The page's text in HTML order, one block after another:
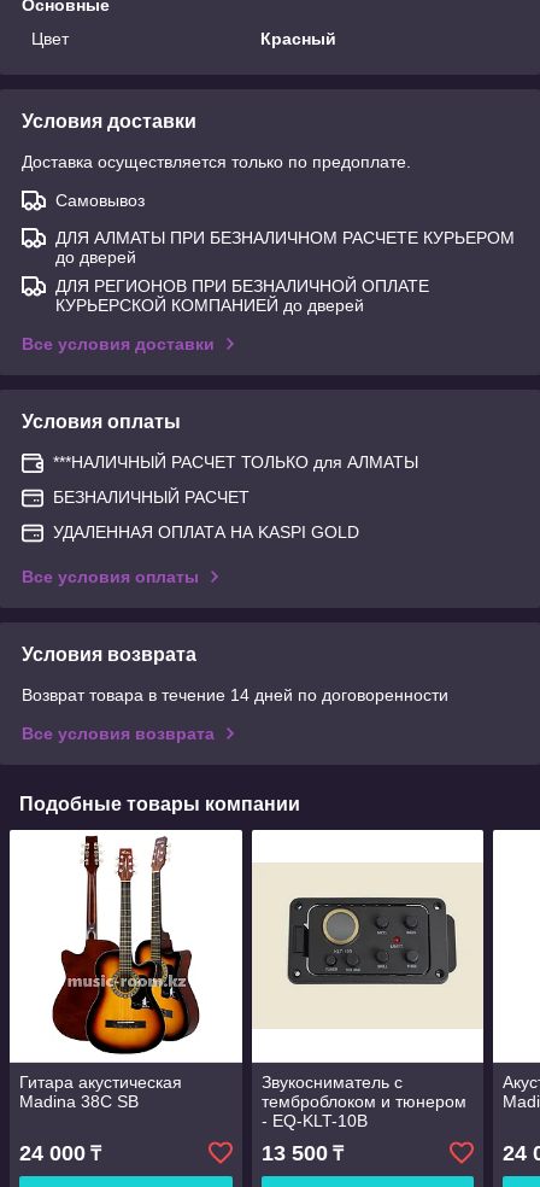
Основные
Цвет
Красный
Условия доставки
Доставка осуществляется только по предоплате.
Самовывоз
ДЛЯ АЛМАТЫ ПРИ БЕЗНАЛИЧНОМ РАСЧЕТЕ КУРЬЕРОМ
до дверей
ДЛЯ РЕГИОНОВ ПРИ БЕЗНАЛИЧНОЙ ОПЛАТЕ
КУРЬЕРСКОЙ КОМПАНИЕЙ до дверей
Все условия доставки
Условия оплаты
***НАЛИЧНЫЙ РАСЧЕТ ТОЛЬКО для АЛМАТЫ
БЕЗНАЛИЧНЫЙ РАСЧЕТ
УДАЛЕННАЯ ОПЛАТА НА KASPI GOLD
Все условия оплаты
Условия возврата
Возврат товара в течение 14 дней по договоренности
Все условия возврата
Подобные товары компании
Гитара акустическая
Madina 38С SB
24 000 ₸
Звукосниматель c
темброблоком и тюнером
- EQ-KLT-10B
13 500₸ 24